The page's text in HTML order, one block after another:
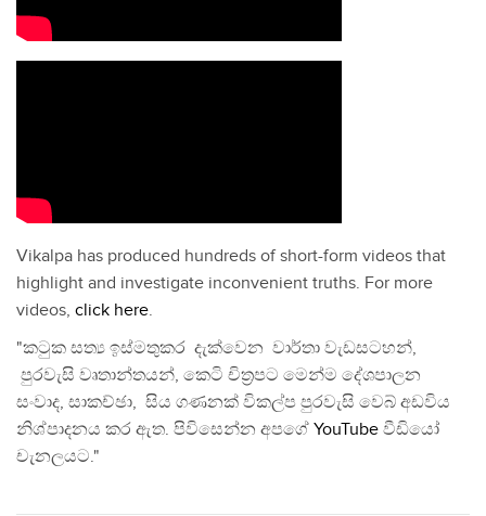
Vikalpa has produced hundreds of short-form videos that
highlight and investigate inconvenient truths. For more
videos, click here.
"කටුක සත්‍ය ඉස්මතුකර දැක්වෙන වාර්තා වැඩසටහන්,
පුරවැසි වෘතාන්තයන්, කෙටි චිත්‍රපට මෙන්ම දේශපාලන
සංවාද, සාකච්ඡා, සිය ගණනක් විකල්ප පුරවැසි වෙබ් අඩවිය
නිශ්පාදනය කර ඇත. පිවිසෙන්න අපගේ YouTube වීඩියෝ
චැනලයට."